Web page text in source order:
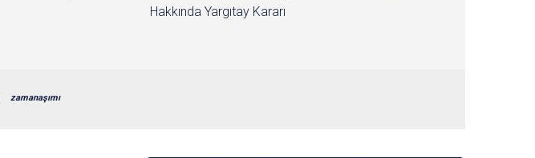
Hakkında Yargıtay Kararı
zamanaşımı